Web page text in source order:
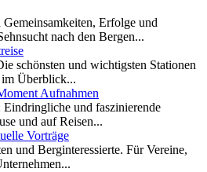
Gemeinsamkeiten, Erfolge und
nach den Bergen...
schönsten und wichtigsten Stationen
im Überblick...
Aufnahmen
Eindringliche und faszinierende
und auf Reisen...
Vorträge
und Berginteressierte. Für Vereine,